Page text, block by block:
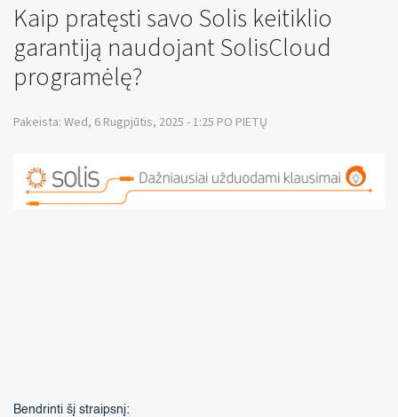
Kaip pratęsti savo Solis keitiklio
garantiją naudojant SolisCloud
programėlę?
Pakeista: Wed, 6 Rugpjūtis, 2025 - 1:25 PO PIETŲ
Bendrinti šį straipsnį: